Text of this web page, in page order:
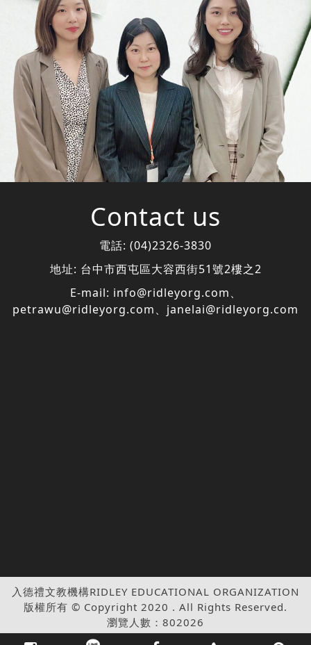
Contact us
電話: (04)2326-3830
地址: 台中市西屯區大容西街51號2樓之2
E-mail: info@ridleyorg.com、
petrawu@ridleyorg.com、 janelai@ridleyorg.com
入德禮文教機構RIDLEY EDUCATIONAL ORGANIZATION
版權所有 © Copyright 2020 . All Rights Reserved.
瀏覽人數：802026